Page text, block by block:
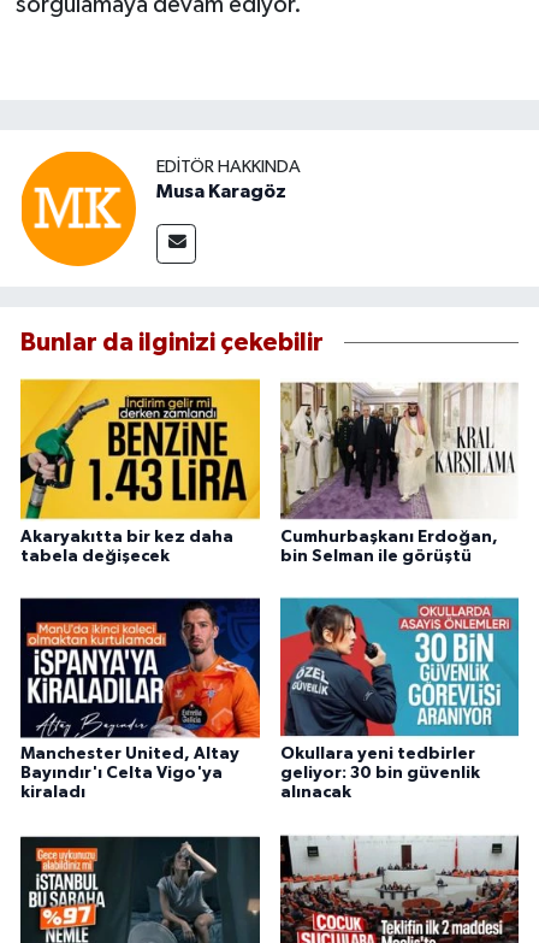
EDITÖR HAKKINDA
Musa Karagöz
Bunlar da ilginizi çekebilir
Akaryakıtta bir kez daha
tabela değişecek
Cumhurbaşkanı Erdoğan,
bin Selman ile görüştü
Manchester United, Altay
Bayındır'ı Celta Vigo'ya
kiraladı
Okullara yeni tedbirler
geliyor: 30 bin güvenlik
alınacak